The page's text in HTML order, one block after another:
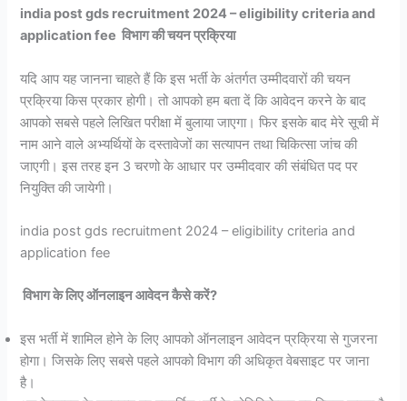
india post gds recruitment 2024 – eligibility criteria and
application fee विभाग की चयन प्रक्रिया
यदि आप यह जानना चाहते हैं कि इस भर्ती के अंतर्गत उम्मीदवारों की चयन
प्रक्रिया किस प्रकार होगी। तो आपको हम बता दें कि आवेदन करने के बाद
आपको सबसे पहले लिखित परीक्षा में बुलाया जाएगा। फिर इसके बाद मेरे सूची में
नाम आने वाले अभ्यर्थियों के दस्तावेजों का सत्यापन तथा चिकित्सा जांच की
जाएगी। इस तरह इन 3 चरणो के आधार पर उम्मीदवार की संबंधित पद पर
नियुक्ति की जायेगी।
india post gds recruitment 2024 – eligibility criteria and
application fee
विभाग के लिए ऑनलाइन आवेदन कैसे करें?
इस भर्ती में शामिल होने के लिए आपको ऑनलाइन आवेदन प्रक्रिया से गुजरना
होगा। जिसके लिए सबसे पहले आपको विभाग की अधिकृत वेबसाइट पर जाना
है।